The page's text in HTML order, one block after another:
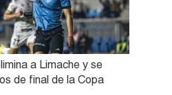
a Limache y se
de final de la Copa